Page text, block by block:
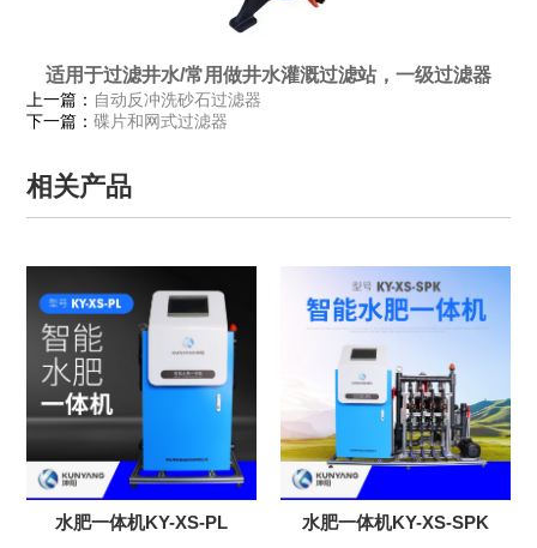
适用于过滤井水/常用做井水灌溉过滤站，一级过滤器
上一篇： 自动反冲洗砂石过滤器
下一篇：碟片和网式过滤器
相关产品
水肥一体机KY-XS-PL 水肥一体机KY-XS-SPK